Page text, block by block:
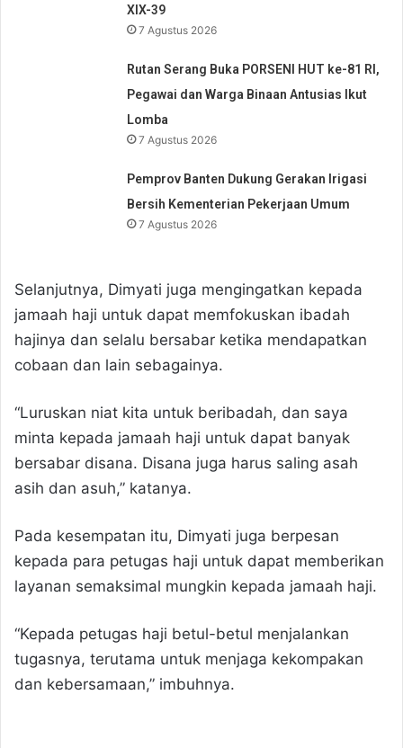
XIX-39
7 Agustus 2026
Rutan Serang Buka PORSENI HUT ke-81 RI,
Pegawai dan Warga Binaan Antusias Ikut
Lomba
7 Agustus 2026
Pemprov Banten Dukung Gerakan Irigasi
Bersih Kementerian Pekerjaan Umum
7 Agustus 2026
Selanjutnya, Dimyati juga mengingatkan kepada
jamaah haji untuk dapat memfokuskan ibadah
hajinya dan selalu bersabar ketika mendapatkan
cobaan dan lain sebagainya.
“Luruskan niat kita untuk beribadah, dan saya
minta kepada jamaah haji untuk dapat banyak
bersabar disana. Disana juga harus saling asah
asih dan asuh,” katanya.
Pada kesempatan itu, Dimyati juga berpesan
kepada para petugas haji untuk dapat memberikan
layanan semaksimal mungkin kepada jamaah haji.
“Kepada petugas haji betul-betul menjalankan
tugasnya, terutama untuk menjaga kekompakan
dan kebersamaan,” imbuhnya.